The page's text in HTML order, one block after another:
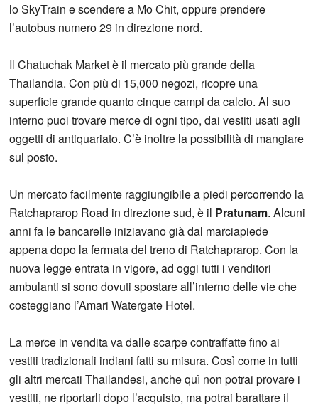
lo SkyTrain e scendere a Mo Chit, oppure prendere
l’autobus numero 29 in direzione nord.
Il Chatuchak Market è il mercato più grande della
Thailandia. Con più di 15,000 negozi, ricopre una
superficie grande quanto cinque campi da calcio. Al suo
interno puoi trovare merce di ogni tipo, dai vestiti usati agli
oggetti di antiquariato. C’è inoltre la possibilità di mangiare
sul posto.
Un mercato facilmente raggiungibile a piedi percorrendo la
Ratchaprarop Road in direzione sud, è il Pratunam. Alcuni
anni fa le bancarelle iniziavano già dal marciapiede
appena dopo la fermata del treno di Ratchaprarop. Con la
nuova legge entrata in vigore, ad oggi tutti i venditori
ambulanti si sono dovuti spostare all’interno delle vie che
costeggiano l’Amari Watergate Hotel.
La merce in vendita va dalle scarpe contraffatte fino ai
vestiti tradizionali indiani fatti su misura. Così come in tutti
gli altri mercati Thailandesi, anche quì non potrai provare i
vestiti, ne riportarli dopo l’acquisto, ma potrai barattare il